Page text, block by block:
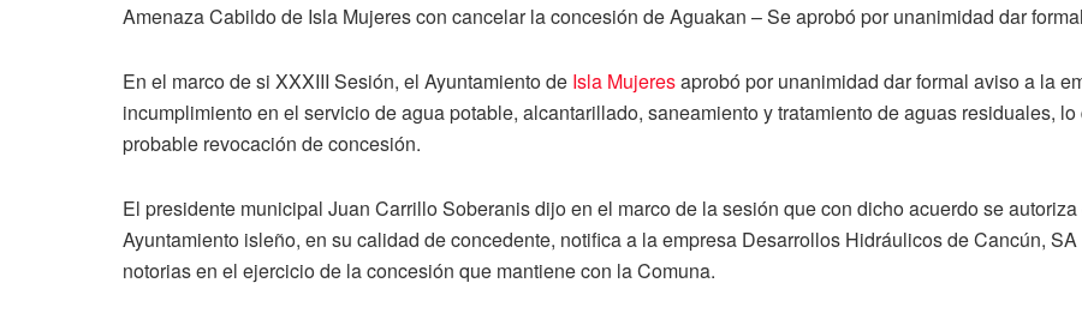
Amenaza Cabildo de Isla Mujeres con cancelar la concesión de Aguakan – Se aprobó por unanimidad dar
En el marco de si XXXIII Sesión, el Ayuntamiento de Isla Mujeresaprobó por unanimidad dar formal aviso a la
incumplimiento en el servicio de agua potable, alcantarillado, saneamiento y tratamiento de aguas residuales,
probable revocación de concesión.
El presidente municipal Juan Carrillo Soberanis dijo en el marco de la sesión que con dicho acuerdo se
Ayuntamiento isleño, en su calidad de concedente, notifica a la empresa Desarrollos Hidráulicos de Cancún,
notorias en el ejercicio de la concesión que mantiene con la Comuna.